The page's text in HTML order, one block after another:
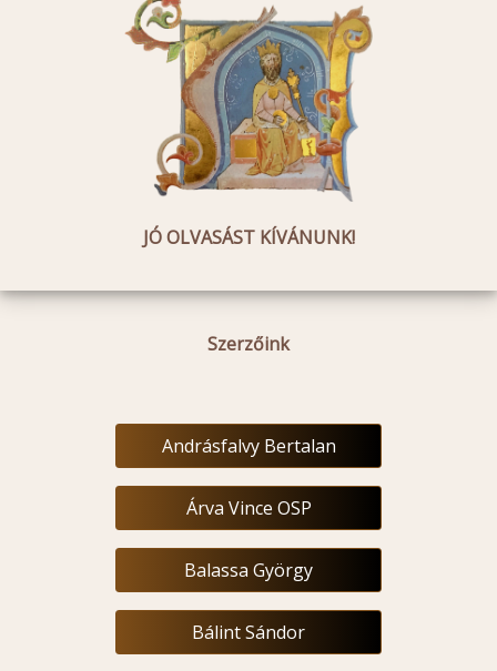
JÓ OLVASÁST KÍVÁNUNK!
Szerzőink
Andrásfalvy Bertalan
Árva Vince OSP
Balassa György
Bálint Sándor